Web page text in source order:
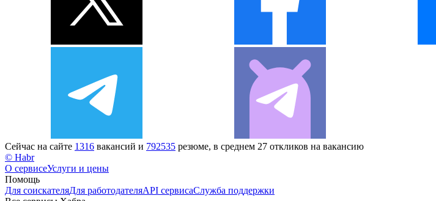
Сейчас на сайте 1316 вакансий и 792535 резюме, в среднем 27 откликов на вакансию
© Habr
О сервисеУслуги и цены
Помощь
Для соискателяДля работодателяAPI сервисаСлужба поддержки